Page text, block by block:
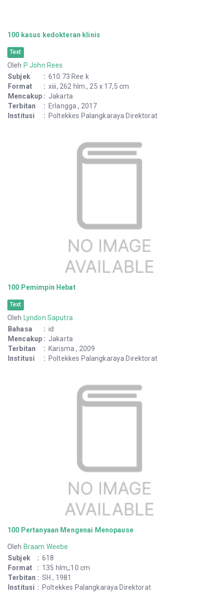
100 kasus kedokteran klinis
Text
Oleh P John Rees
Subjek
: 610.73 Ree k
Format
: xiii, 262 hlm., 25 x 17,5 cm
Mencakup : Jakarta
Terbitan
: Erlangga , 2017
Institusi
: Poltekkes Palangkaraya Direktorat
100 Pemimpin Hebat
Text
Oleh Lyndon Saputra
Bahasa
: id
Mencakup : Jakarta
Terbitan
: Karisma , 2009
Institusi
: Poltekkes Palangkaraya Direktorat
100 Pertanyaan Mengenai Menopause
Oleh Braam Weebe
Subjek
: 618
Format
: 135 hlm,;10 cm
Terbitan : SH , 1981
Institusi : Poltekkes Palangkaraya Direktorat